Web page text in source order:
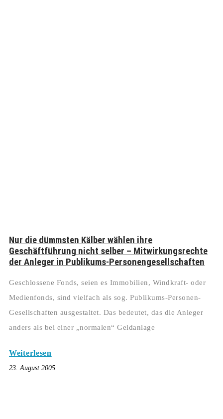
Nur die dümmsten Kälber wählen ihre
Geschäftführung nicht selber – Mitwirkungsrechte
der Anleger in Publikums-Personengesellschaften
Geschlossene Fonds, seien es Immobilien, Windkraft- oder
Medienfonds, sind vielfach als sog. Publikums-Personen-
Gesellschaften ausgestaltet. Das bedeutet, das die Anleger
anders als bei einer „normalen“ Geldanlage
Weiterlesen
23. August 2005